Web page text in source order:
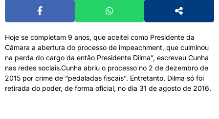
Hoje se completam 9 anos, que aceitei como Presidente da
Câmara a abertura do processo de impeachment, que culminou
na perda do cargo da então Presidente Dilma”, escreveu Cunha
nas redes sociais.Cunha abriu o processo no 2 de dezembro de
2015 por crime de “pedaladas fiscais”. Entretanto, Dilma só foi
retirada do poder, de forma oficial, no dia 31 de agosto de 2016.